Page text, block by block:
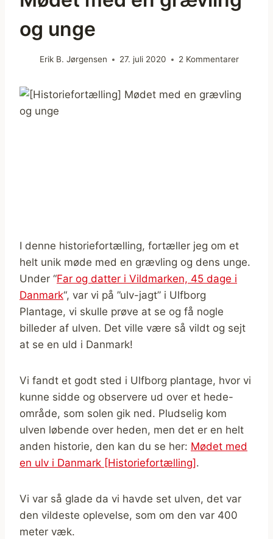
og unge
Erik B. Jørgensen 27. juli 2020 2 Kommentarer
I denne historiefortælling, fortæller jeg om et
helt unik møde med en grævling og dens unge.
Under “Far og datter i Vildmarken, 45 dage i
Danmark“, var vi på ”ulv-jagt” i Ulfborg
Plantage, vi skulle prøve at se og få nogle
billeder af ulven. Det ville være så vildt og sejt
at se en uld i Danmark!
Vi fandt et godt sted i Ulfborg plantage, hvor vi
kunne sidde og observere ud over et hede-
område, som solen gik ned. Pludselig kom
ulven løbende over heden, men det er en helt
anden historie, den kan du se her: Mødet med
en ulv i Danmark [Historiefortælling] .
Vi var så glade da vi havde set ulven, det var
den vildeste oplevelse, som om den var 400
meter væk.